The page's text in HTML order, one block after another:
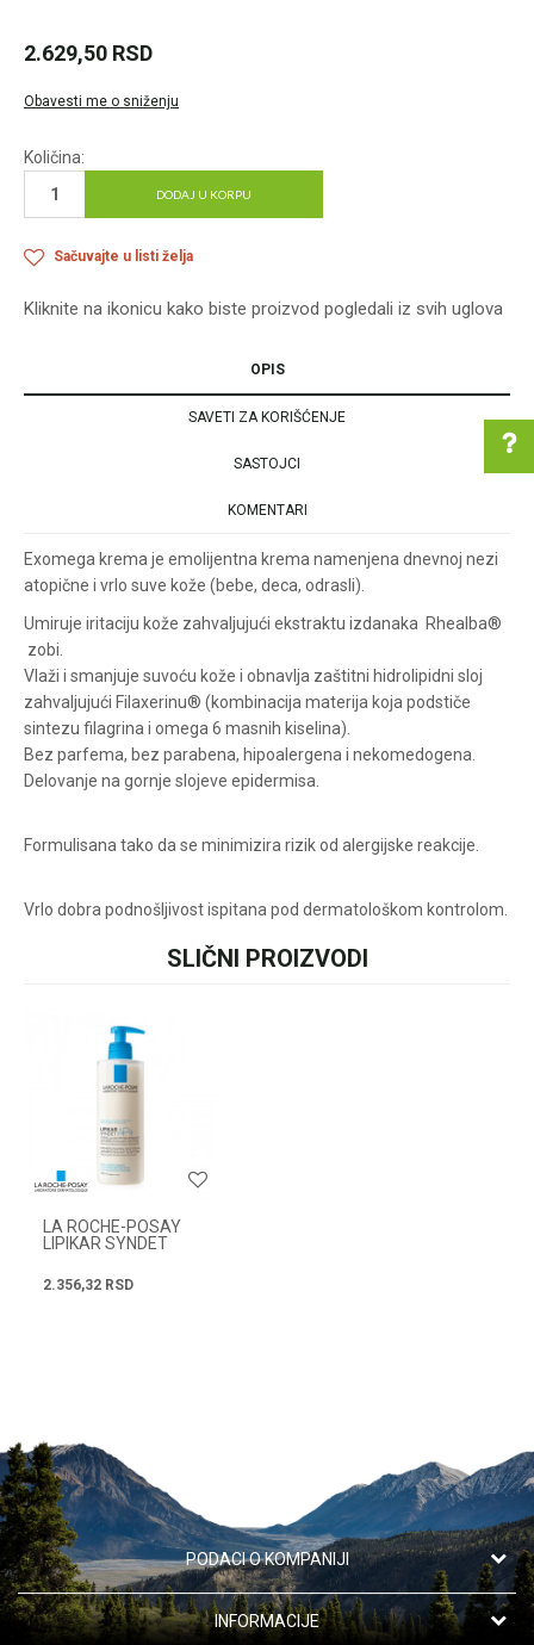
2.629,50 RSD
Obavesti me o sniženju
Količina:
DODAJ U KORPU
Sačuvajte u listi želja
Kliknite na ikonicu kako biste proizvod pogledali iz svih uglova
vezi online porudžbine
pišite nam:
customers@oazazdrav
ili pozovite:
+381631105804
Svakog radnog dana od
08h do 16h
OPIS
SAVETI ZA KORIŠĆENJE
SASTOJCI
KOMENTARI
Exomega krema je emolijentna krema namenjena dnevnoj nezi
atopične i vrlo suve kože (bebe, deca, odrasli).
Umiruje iritaciju kože zahvaljujući ekstraktu izdanaka Rhealba®
zobi.
Vlaži i smanjuje suvoću kože i obnavlja zaštitni hidrolipidni sloj
zahvaljujući Filaxerinu® (kombinacija materija koja podstiče
sintezu filagrina i omega 6 masnih kiselina).
Bez parfema, bez parabena, hipoalergena i nekomedogena.
Delovanje na gornje slojeve epidermisa.
Formulisana tako da se minimizira rizik od alergijske reakcije.
Vrlo dobra podnošljivost ispitana pod dermatološkom kontrolom.
SLIČNI PROIZVODI
LA ROCHE-POSAY
LIPIKAR SYNDET
TUŠIRANJE 400 ML
2.356,32 RSD
PODACI O KOMPANIJI
Apotekarska ustanova "Oaza zdravlja"
INFORMACIJE